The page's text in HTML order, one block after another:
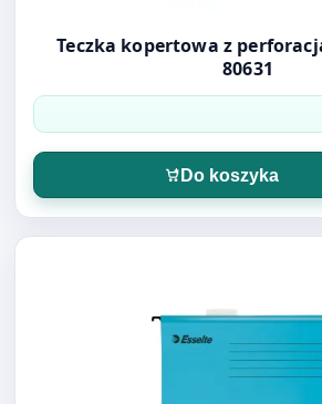
Teczka kopertowa z
80631
Do koszyka
Otwórz produkt: TECZKA WISZĄCA